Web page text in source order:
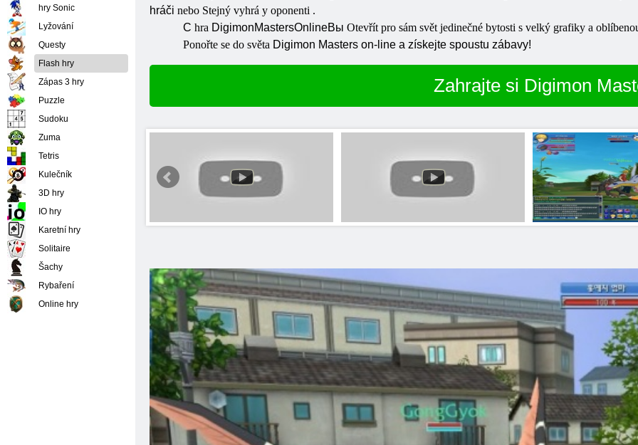
hráči nebo Stejný vyhrá y oponenti .
Chra DigimonMastersOnlineВы Otevřítprosámsvětjedinečné bytostisvelký grafikya
Ponořte se do světa Digimon Masterson-line a získejte spoustu zábavy!
Zahrajte si Digimon
hry Sonic
Lyžování
Questy
Flash hry
Zápas 3 hry
Puzzle
Sudoku
Zuma
Tetris
Kulečník
3D hry
IO hry
Karetní hry
Solitaire
Šachy
Rybaření
Online hry